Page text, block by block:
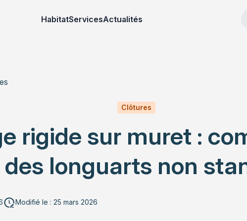
HabitatServicesActualités
Clôtures
rigide sur muret :
longuarts non
Modifié le : 25 mars 2026